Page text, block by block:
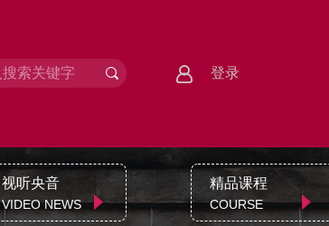
登录
视听央音
VIDEO NEWS
精品课程
COURSE